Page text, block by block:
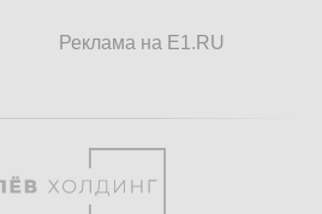
Реклама на E1.RU